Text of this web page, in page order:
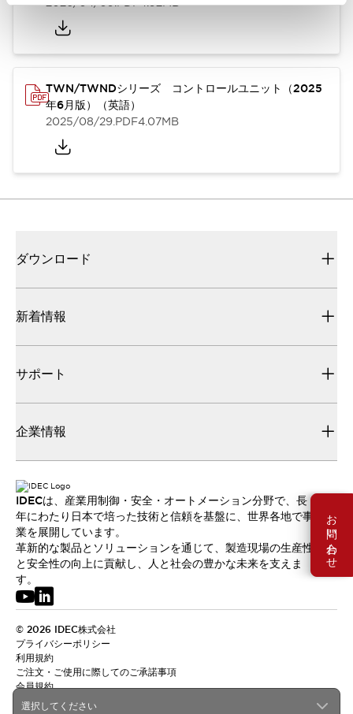
お問い合わせ
TWN/TWNDシリーズ コントロールユニット（2025
年6月版）（英語）
2025/08/29.PDF4.07MB
選択してください
ダウンロード
新着情報
サポート
企業情報
IDECは、産業用制御・安全・オートメーション分野で、長
年にわたり日本で培った技術と信頼を基盤に、世界各地で事
業を展開しています。
革新的な製品とソリューションを通じて、製造現場の生産性
と安全性の向上に貢献し、人と社会の豊かな未来を支えま
す。
© 2026 IDEC株式会社
プライバシーポリシー
利用規約
ご注文・ご使用に際してのご承諾事項
会員規約